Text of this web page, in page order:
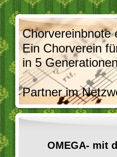
Chorvereinbnote
Ein Chorverein
in 5
Partner im
OMEGA- mit